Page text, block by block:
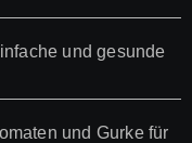
und gesunde
und Gurke für